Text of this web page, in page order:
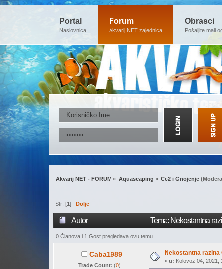
Portal
Naslovnica
Forum
Akvarij.NET zajednica
Obrasci
Pošaljite mali
Akvarij NET - FORUM » Aquascaping » Co2 i Gnojenje
Str: [1] Dolje
Autor Tema: Nekostantna
0 Članova i 1 Gost pregledava ovu temu.
Caba1989
Trade Count: (0)
Nekostantna razina
« u: Kolovoz 04, 2021,